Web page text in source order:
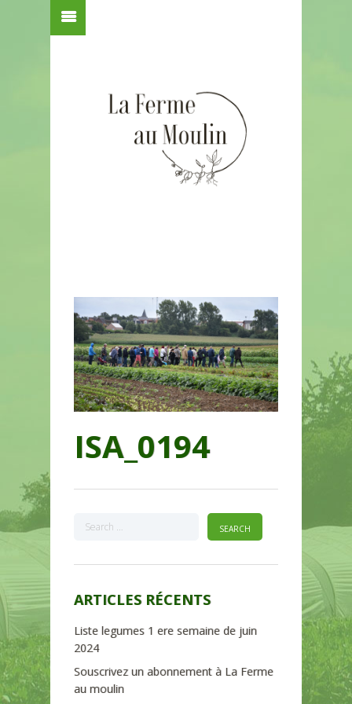
ISA_0194
ARTICLES RÉCENTS
Liste legumes 1 ere semaine de juin
2024
Souscrivez un abonnement à La Ferme
au moulin